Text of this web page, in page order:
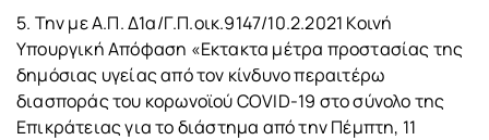
5. Την με Α.Π. Δ1α/Γ.Π.οικ.9147/10.2.2021 Κοινή
Υπουργική Απόφαση «Εκτακτα μέτρα προστασίας της
δημόσιας υγείας από τον κίνδυνο περαιτέρω
διασποράς του κορωνοϊού COVID-19 στο σύνολο της
Επικράτειας για το διάστημα από την Πέμπτη, 11